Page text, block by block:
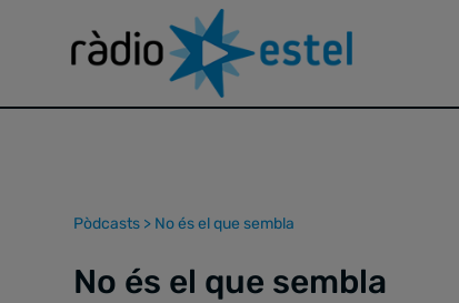
Pòdcasts > No és el que sembla
No és el que sembla